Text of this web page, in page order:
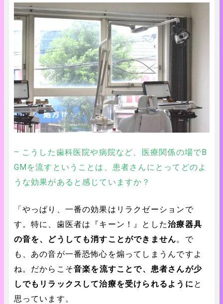
– こうした歯科医院や病院など、医療関係の場でB
GMを流すということは、患者さんにとってどのよ
うな効果があると感じていますか？
「やっぱり、一番の効果はリラクゼーションで
す。特に、歯医者は『キーン！』とした治療器具
の音を、どうしても消すことができません。で
も、あの音が一番恐怖心を煽ってしまうんですよ
ね。だからこそ音楽を流すことで、患者さんが少
しでもリラックスして治療を受けられるように と
思っています。